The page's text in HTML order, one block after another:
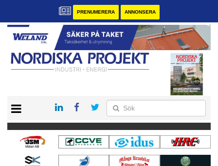
PRENUMERERA ANNONSERA
KONTAKT
VÅRA ANDRA MAGASIN
PRENUMERERA